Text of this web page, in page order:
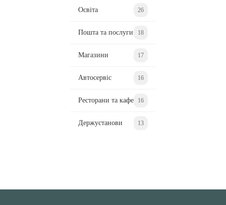
Освіта 26
Пошта та послуги 18
Магазини 17
Автосервіс 16
Ресторани та кафе 16
Держустанови 13